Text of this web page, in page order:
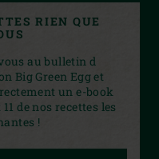
RIEN QUE
au bulletin d
Big Green Egg et
un e-book
de nos recettes les
!